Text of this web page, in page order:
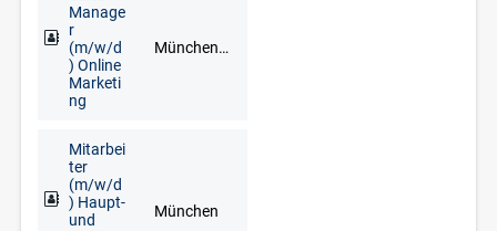
Manage
r
(m/w/d
) Online
Marketi
ng
München, Neuburg an der Donau, Schrobenhausen
Mitarbei
ter
(m/w/d
) Haupt-
und
München